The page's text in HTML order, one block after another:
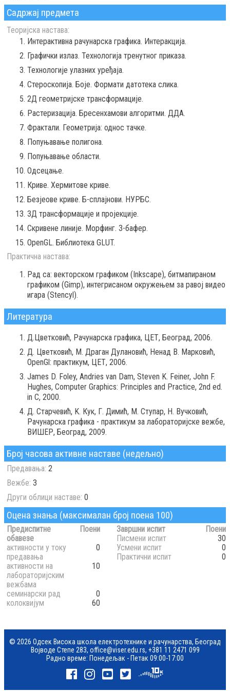
Садржај предмета
Теоријска настава:
Интерактивна рачунарска графика. Интеракција.
Графички излаз. Технологија тренутног приказа.
Технологије улазних уређаја.
Стероскопија. Боје. Формати датотека слика.
2Д геометријске трансформације.
Растеризација. Бресенхамови алгоритми. ДДА.
Фрактали. Геометрија: однос тачке.
Попуњавање полигона.
Попуњавање области.
Одсецање.
Криве. Хермитове криве.
Безјеове криве. Б-сплајнови. НУРБС.
3Д трансформације и пројекције.
Скривене линије. Морфинг. З-бафер.
OpenGL. Библиотека GLUT.
Практична настава:
Рад са: векторском графиком (Inkscape), битмапираном
графиком (Gimp), интегрисаном окружењем за равој видео
игара (Stencyl).
Литература
Д.Цветковић, Рачунарска графика, ЦЕТ, Београд, 2006.
Д. Цветковић, М. Драган Дулановић, Ненад В. Марковић,
OpenGl: практикум, ЦЕТ, 2006.
James D. Foley, Andries van Dam, Steven K. Feiner, John F.
Hughes, Computer Graphics: Principles and Practice, 2nd ed.
in C, 2000.
Д. Старчевић, K. Кук, Г. Димић, М. Ступар, Н. Вучковић,
Рачунарска графика - практикум за лабораторијске вежбе,
ВИШЕР, Београд, 2009.
Број часова активне наставе (недељно)
Предавања: 2
Вежбе: 3
Други облици наставе: 0
Оцена знања (максималан број поена 100)
Предиспитне
обавезе
Поени
активности у току
предавања
0
активности на
лабораторијским
вежбама
10
семинарски рад
0
колоквијум
60
Завршни испит
Поени
Писмени испит
30
Усмени испит
0
Практични испит
0
© 2026 Одсек Висока школа електротехнике и рачунарства, Београд
Војводе Степе 283, office@viser.edu.rs, +381 11 2471 099
Радно време: Понедељак - Петак 09:00-17:00